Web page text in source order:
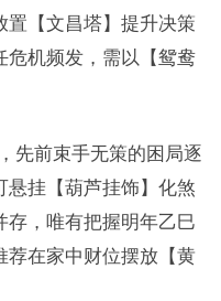
置【文昌塔】提升决策
危机频发，需以【鸳鸯
先前束手无策的困局逐
悬挂【葫芦挂饰】化煞
存，唯有把握明年乙巳
荐在家中财位摆放【黄